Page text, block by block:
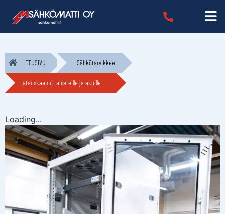
ETUSIVU Sähkötarvikkeet
Latauskaappi tableteille ja akuille
Loading...